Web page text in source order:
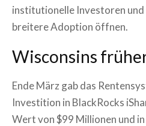
institutionelle Investoren
breitere Adoption öffnen.
Wisconsins
Ende März gab das
Investition in BlackRocks
Wert von $99 Millionen und